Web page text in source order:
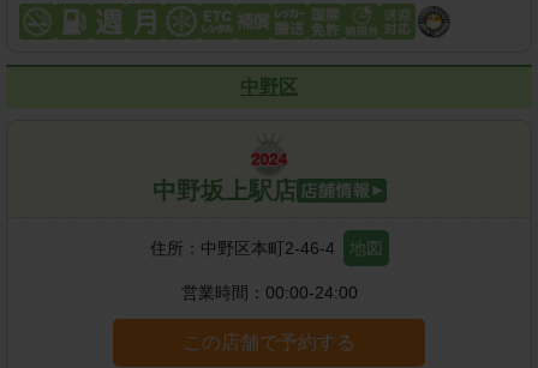
中野区
中野坂上駅店
住所： 中野区本町2-46-4 地図
営業時間： 00:00-24:00
この店舗で予約する